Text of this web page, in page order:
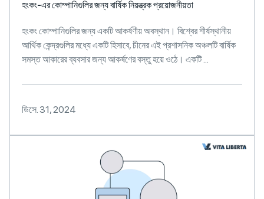
হংকং-এর কোম্পানিগুলির জন্য বার্ষিক নিয়ন্ত্রক প্রয়োজনীয়তা
হংকং কোম্পানিগুলির জন্য একটি আকর্ষণীয় অবস্থান। বিশ্বের শীর্ষস্থানীয়
আর্থিক কেন্দ্রগুলির মধ্যে একটি হিসাবে, চীনের এই প্রশাসনিক অঞ্চলটি বার্ষিক
সমস্ত আকারের ব্যবসার জন্য আকর্ষণের বস্তু হয়ে ওঠে। একটি ...
ডিসে. 31, 2024